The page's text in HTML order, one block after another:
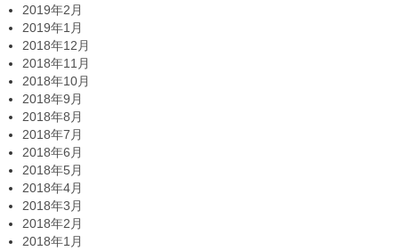
2019年2月
2019年1月
2018年12月
2018年11月
2018年10月
2018年9月
2018年8月
2018年7月
2018年6月
2018年5月
2018年4月
2018年3月
2018年2月
2018年1月